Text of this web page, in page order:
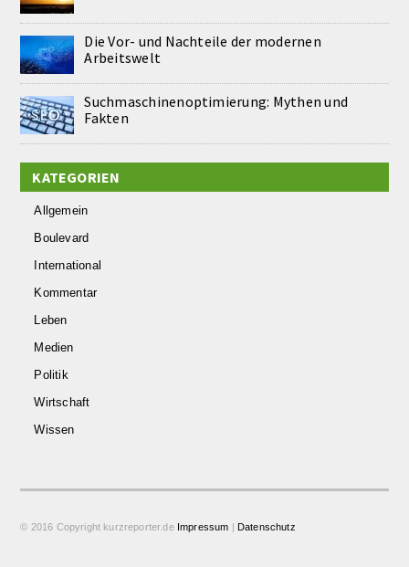
Die Vor- und Nachteile der modernen
Arbeitswelt
Suchmaschinenoptimierung: Mythen und
Fakten
KATEGORIEN
Allgemein
Boulevard
International
Kommentar
Leben
Medien
Politik
Wirtschaft
Wissen
© 2016 Copyright kurzreporter.de Impressum Datenschutz